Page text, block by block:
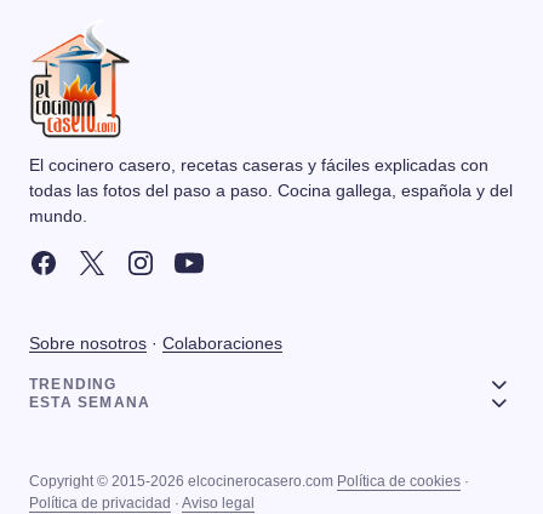
El cocinero casero, recetas caseras y fáciles explicadas con
todas las fotos del paso a paso. Cocina gallega, española y del
mundo.
Sobre nosotros · Colaboraciones
TRENDING
ESTA SEMANA
Copyright © 2015-2026 elcocinerocasero.com Política de cookies ·
Política de privacidad · Aviso legal